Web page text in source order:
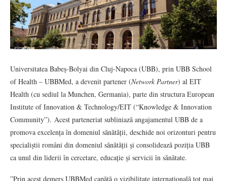
Universitatea Babeș-Bolyai din Cluj-Napoca (UBB), prin UBB School
of Health – UBBMed, a devenit partener (Network Partner) al EIT
Health (cu sediul la Munchen, Germania), parte din structura European
Institute of Innovation & Technology/EIT (“Knowledge & Innovation
Community”). Acest parteneriat subliniază angajamentul UBB de a
promova excelența în domeniul sănătății, deschide noi orizonturi pentru
specialiștii români din domeniul sănătății și consolidează poziția UBB
ca unul din liderii în cercetare, educație și servicii în sănătate.
”Prin acest demers UBBMed capătă o vizibilitate internațională tot mai